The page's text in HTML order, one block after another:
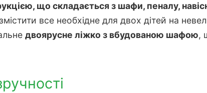
що складається з шафи, пеналу,
все необхідне для двох дітей на
двоярусне ліжко з вбудованою шафою,